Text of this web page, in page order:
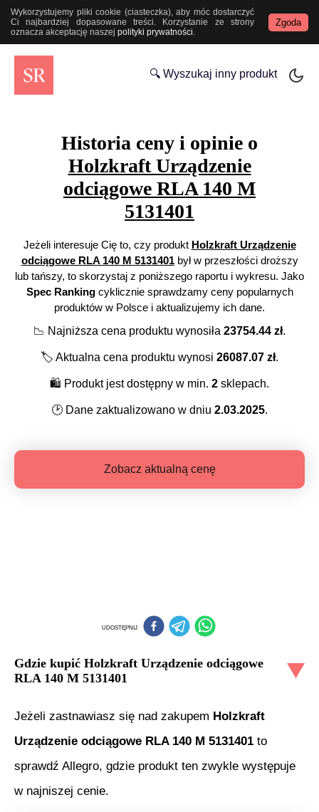
Wykorzystujemy pliki cookie (ciasteczka), aby móc dostarczyć
Ci najbardziej dopasowane treści. Korzystanie ze strony
oznacza akceptację naszej polityki prywatności.
Zgoda
🔍 Wyszukaj inny produkt
Historia ceny i opinie o
Holzkraft Urządzenie
odciągowe RLA 140 M
5131401
Jeżeli interesuje Cię to, czy produkt Holzkraft Urządzenie
odciągowe RLA 140 M 5131401był w przeszłości droższy
lub tańszy, to skorzystaj z poniższego raportu i wykresu. Jako
Spec Rankingcyklicznie sprawdzamy ceny popularnych
produktów w Polsce i aktualizujemy ich dane.
📉 Najniższa cena produktu wynosiła 23754.44 zł.
🏷️ Aktualna cena produktu wynosi 26087.07 zł.
🛍️ Produkt jest dostępny w min. 2 sklepach.
🕑 Dane zaktualizowano w dniu 2.03.2025.
Zobacz aktualną cenę
UDOSTĘPNIJ
Gdzie kupić Holzkraft Urządzenie odciągowe
RLA 140 M 5131401
Jeżeli zastnawiasz się nad zakupem Holzkraft
Urządzenie odciągowe RLA 140 M 5131401 to
sprawdź Allegro, gdzie produkt ten zwykle występuje
w najniszej cenie.